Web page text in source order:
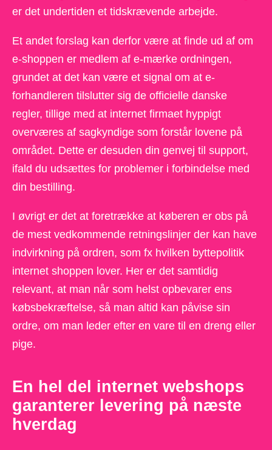
er det undertiden et tidskrævende arbejde.
Et andet forslag kan derfor være at finde ud af om
e-shoppen er medlem af e-mærke ordningen,
grundet at det kan være et signal om at e-
forhandleren tilslutter sig de officielle danske
regler, tillige med at internet firmaet hyppigt
overværes af sagkyndige som forstår lovene på
området. Dette er desuden din genvej til support,
ifald du udsættes for problemer i forbindelse med
din bestilling.
I øvrigt er det at foretrække at køberen er obs på
de mest vedkommende retningslinjer der kan have
indvirkning på ordren, som fx hvilken byttepolitik
internet shoppen lover. Her er det samtidig
relevant, at man når som helst opbevarer ens
købsbekræftelse, så man altid kan påvise sin
ordre, om man leder efter en vare til en dreng eller
pige.
En hel del internet webshops
garanterer levering på næste
hverdag